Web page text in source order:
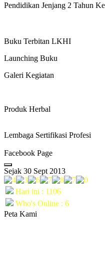
Pendidikan Jenjang 2 Tahun
Buku Terbitan LKHI
Launching Buku
Galeri Kegiatan
Produk Herbal
Lembaga Sertifikasi Profesi
Facebook Page
Sejak 30 Sept 2013
Hari ini : 1106
Who's Online : 6
Peta Kami